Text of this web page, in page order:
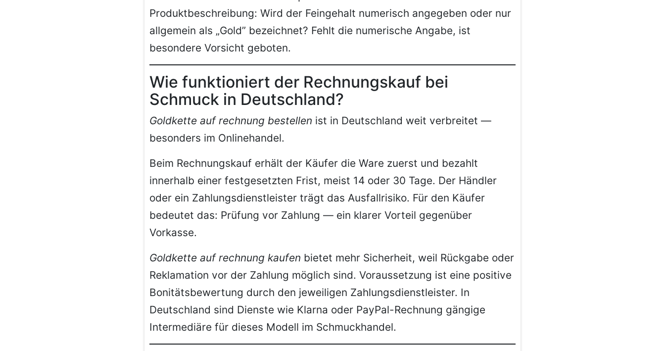
Produktbeschreibung: Wird der Feingehalt numerisch angegeben oder nur
allgemein als „Gold” bezeichnet? Fehlt die numerische Angabe, ist
besondere Vorsicht geboten.
Wie funktioniert der Rechnungskauf bei
Schmuck in Deutschland?
Goldkette auf rechnung bestellen ist in Deutschland weit verbreitet —
besonders im Onlinehandel.
Beim Rechnungskauf erhält der Käufer die Ware zuerst und bezahlt
innerhalb einer festgesetzten Frist, meist 14 oder 30 Tage. Der Händler
oder ein Zahlungsdienstleister trägt das Ausfallrisiko. Für den Käufer
bedeutet das: Prüfung vor Zahlung — ein klarer Vorteil gegenüber
Vorkasse.
Goldkette auf rechnung kaufen bietet mehr Sicherheit, weil Rückgabe oder
Reklamation vor der Zahlung möglich sind. Voraussetzung ist eine positive
Bonitätsbewertung durch den jeweiligen Zahlungsdienstleister. In
Deutschland sind Dienste wie Klarna oder PayPal-Rechnung gängige
Intermediäre für dieses Modell im Schmuckhandel.